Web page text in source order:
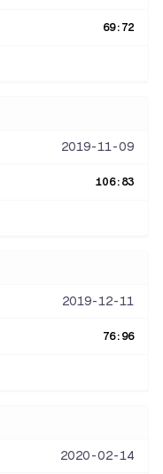
69: 72
2019-11-09
106: 83
2019-12-11
76: 96
2020-02-14